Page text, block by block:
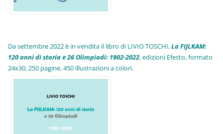
Da settembre 2022 è in vendita il libro di LIVIO TOSCHI,La FIJLKAM:
120 anni di storia e 26 Olimpiadi: 1902-2022, edizioni Efesto, formato
24x30, 250 pagine, 450 illustrazioni a colori.